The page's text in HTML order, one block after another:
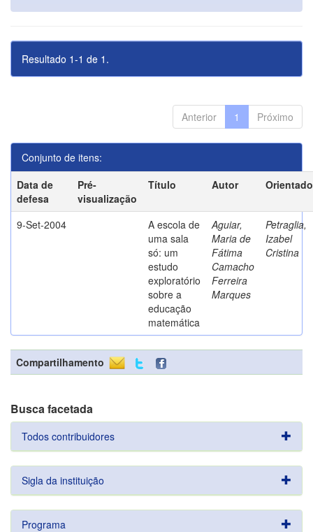
Resultado 1-1 de 1.
Anterior 1 Próximo
Conjunto de itens:
Data de
defesa
Pré-
visualização
Título Autor
9-Set-2004
A escola de
uma sala
só: um
estudo
exploratório
sobre a
educação
matemática
Aguiar,
Maria de
Fátima
Camacho
Ferreira
Marques
Petraglia,
Izabel
Cristina
Compartilhamento
Busca facetada
Todos contribuidores
Sigla da instituição
Programa